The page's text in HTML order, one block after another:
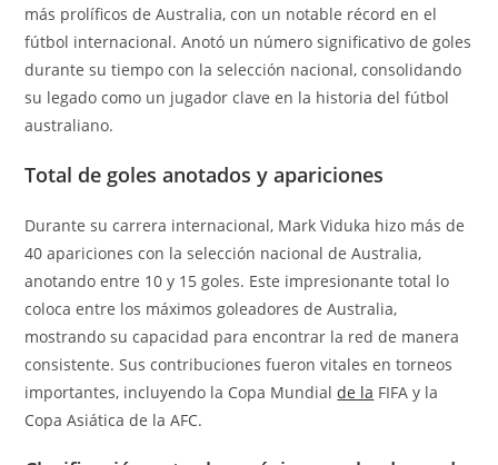
más prolíficos de Australia, con un notable récord en el
fútbol internacional. Anotó un número significativo de goles
durante su tiempo con la selección nacional, consolidando
su legado como un jugador clave en la historia del fútbol
australiano.
Total de goles anotados y apariciones
Durante su carrera internacional, Mark Viduka hizo más de
40 apariciones con la selección nacional de Australia,
anotando entre 10 y 15 goles. Este impresionante total lo
coloca entre los máximos goleadores de Australia,
mostrando su capacidad para encontrar la red de manera
consistente. Sus contribuciones fueron vitales en torneos
importantes, incluyendo la Copa Mundialde la FIFA y la
Copa Asiática de la AFC.